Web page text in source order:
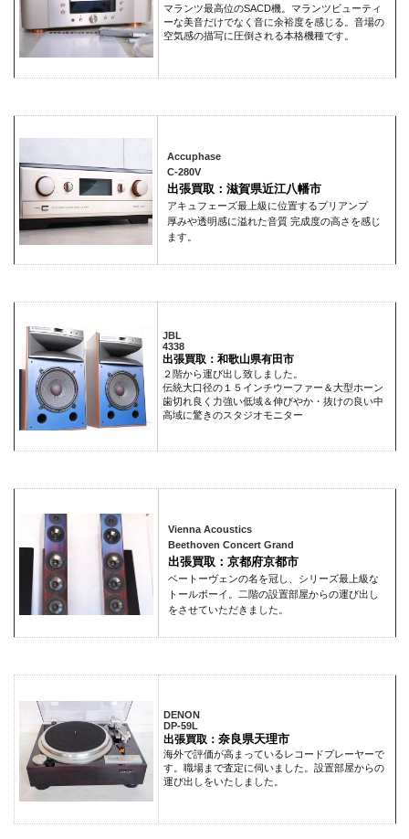
マランツ最高位のSACD機。マランツビューティ
ーな美音だけでなく音に余裕度を感じる。音場の
空気感の描写に圧倒される本格機種です。
Accuphase
C-280V
出張買取：滋賀県近江八幡市
アキュフェーズ最上級に位置するプリアンプ
厚みや透明感に溢れた音質 完成度の高さを感じ
ます。
JBL
4338
出張買取：和歌山県有田市
２階から運び出し致しました。
伝統大口径の１５インチウーファー＆大型ホーン
歯切れ良く力強い低域＆伸びやか・抜けの良い中
高域に驚きのスタジオモニター
Vienna Acoustics
Beethoven Concert Grand
出張買取：京都府京都市
ベートーヴェンの名を冠し、シリーズ最上級な
トールボーイ。二階の設置部屋からの運び出し
をさせていただきました。
DENON
DP-59L
出張買取： 奈良県天理市
海外で評価が高まっているレコードプレーヤーで
す。職場まで査定に伺いました。設置部屋からの
運び出しをいたしました。